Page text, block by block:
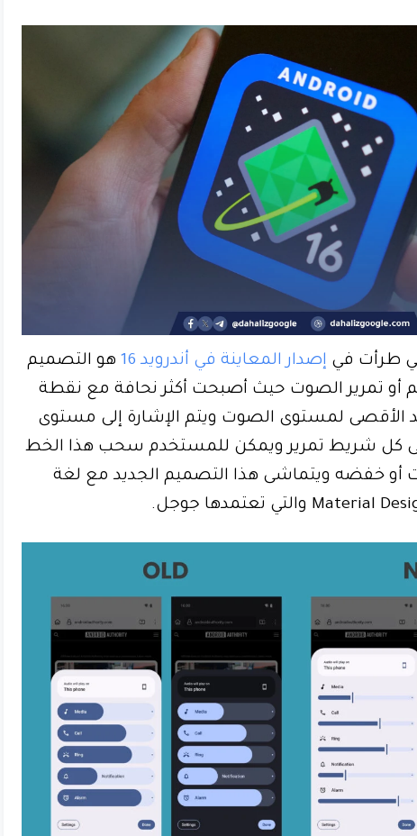
طرأت في إصدار المعاينة في أندرويد 16
هو التصميم
أو تمرير الصوت حيث أصبحت أكثر نحافة مع نقطة
الأقصى لمستوى الصوت ويتم الإشارة إلى مستوى
كل شريط تمرير ويمكن للمستخدم سحب هذا الخط
أو خفضه ويتماشى هذا التصميم الجديد مع لغة